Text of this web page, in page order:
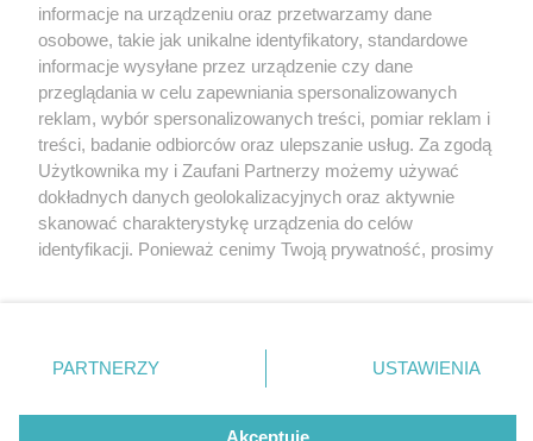
1 / 0
Nie zapomnij
zapoznać się z:
polityką prywatności regulamin korzystania z portali
Twojemiasto
Piekary Śląskie
Chorzów
Tarnowskie Góry
Gliwice
Skontakuj sięz nami
Kontakt
Wydawca
Redakcja
informacje na urządzeniu oraz przetwarzamy dane
osobowe, takie jak unikalne identyfikatory, standardowe
informacje wysyłane przez urządzenie czy dane
przeglądania w celu zapewniania spersonalizowanych
reklam, wybór spersonalizowanych treści, pomiar reklam i
treści, badanie odbiorców oraz ulepszanie usług. Za zgodą
Użytkownika my i Zaufani Partnerzy możemy używać
dokładnych danych geolokalizacyjnych oraz aktywnie
skanować charakterystykę urządzenia do celów
identyfikacji. Ponieważ cenimy Twoją prywatność, prosimy
prywatności znajdujący się w lewym dolnym rogu strony
. Niektóre rodzaje przetwarzania danych nie wymagają
zgody użytkownika, ale masz prawo sprzeciwić się
takiemu przetwarzaniu. Preferencje będą miały
PARTNERZY USTAWIENIA
Akceptuję